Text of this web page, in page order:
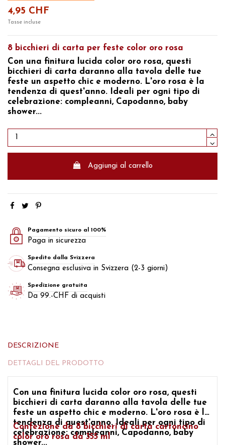
4,95 CHF
Tasse incluse
8 bicchieri di carta per feste color oro rosa
Con una finitura lucida color oro rosa, questi
bicchieri di carta daranno alla tavola delle tue
feste un aspetto chic e moderno. L'oro rosa è la
tendenza di quest'anno. Ideali per ogni tipo di
celebrazione: compleanni, Capodanno, baby
shower...
Aggiungi al carrello
Pagamento sicuro al 100%
Paga in sicurezza
Spedito dalla Svizzera
Consegna esclusiva in Svizzera (2-3 giorni)
Spedizione gratuita
Da 99.-CHF di acquisti
DESCRIZIONE
DETTAGLI DEL PRODOTTO
Con una finitura lucida color oro rosa, questi
bicchieri di carta daranno alla tavola delle tue
feste un aspetto chic e moderno. L'oro rosa è la
tendenza di quest'anno. Ideali per ogni tipo di
celebrazione: compleanni, Capodanno, baby
shower...
Confezione da 8 bicchieri di carta cartoncino
color oro rosa da 355 ml